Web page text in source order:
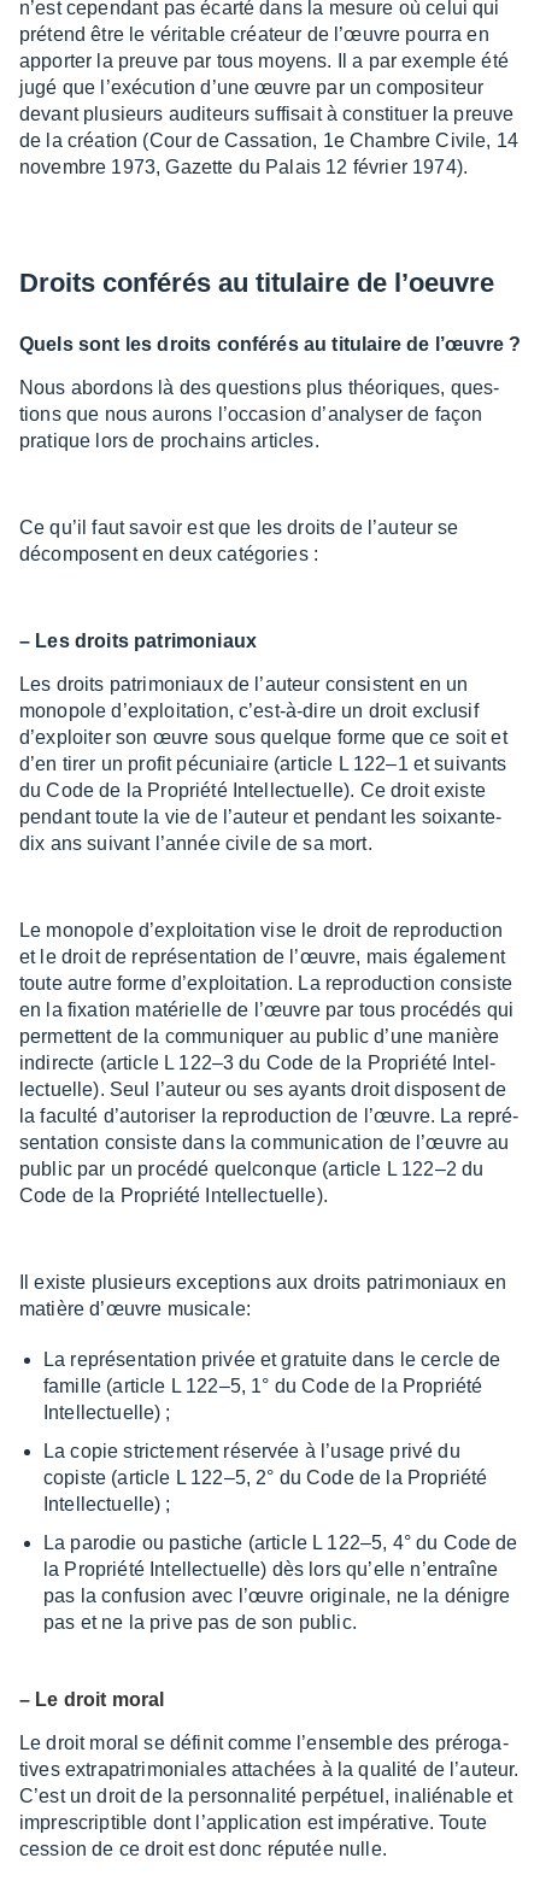
n’est cepen­dant pas écarté dans la mesure où celui qui
prétend être le véri­table créa­teur de l’œuvre pourra en
appor­ter la preuve par tous moyens. Il a par exemple été
jugé que l’exé­cu­tion d’une œuvre par un compo­si­teur
devant plusieurs audi­teurs suffi­sait à consti­tuer la preuve
de la créa­tion (Cour de Cassa­tion, 1e Chambre Civile, 14
novembre 1973, Gazette du Palais 12 février 1974).
Droits confé­rés au titu­laire de l’oeuvre
Quels sont les droits confé­rés au titu­laire de l’œuvre ?
Nous abor­dons là des ques­tions plus théo­riques, ques­
tions que nous aurons l’oc­ca­sion d’ana­ly­ser de façon
pratique lors de prochains articles.
Ce qu’il faut savoir est que les droits de l’au­teur se
décom­posent en deux caté­go­ries :
– Les droits patri­mo­niaux
Les droits patri­mo­niaux de l’au­teur consistent en un
mono­pole d’ex­ploi­ta­tion, c’est-à-dire un droit exclu­sif
d’ex­ploi­ter son œuvre sous quelque forme que ce soit et
d’en tirer un profit pécu­niaire (article L 122–1 et suivants
du Code de la Propriété Intel­lec­tuelle). Ce droit existe
pendant toute la vie de l’au­teur et pendant les soixante-
dix ans suivant l’an­née civile de sa mort.
Le mono­pole d’ex­ploi­ta­tion vise le droit de repro­duc­tion
et le droit de repré­sen­ta­tion de l’œuvre, mais égale­ment
toute autre forme d’ex­ploi­ta­tion. La repro­duc­tion consiste
en la fixa­tion maté­rielle de l’œuvre par tous procé­dés qui
permettent de la commu­niquer au public d’une manière
indi­recte (article L 122–3 du Code de la Propriété Intel­
lec­tuelle). Seul l’au­teur ou ses ayants droit disposent de
la faculté d’au­to­ri­ser la repro­duc­tion de l’œuvre. La repré­
sen­ta­tion consiste dans la commu­ni­ca­tion de l’œuvre au
public par un procédé quel­conque (article L 122–2 du
Code de la Propriété Intel­lec­tuelle).
Il existe plusieurs excep­tions aux droits patri­mo­niaux en
matière d’œuvre musi­cale:
La repré­sen­ta­tion privée et gratuite dans le cercle de
famille (article L 122–5, 1° du Code de la Propriété
Intel­lec­tuelle) ;
La copie stric­te­ment réser­vée à l’usage privé du
copiste (article L 122–5, 2° du Code de la Propriété
Intel­lec­tuelle) ;
La paro­die ou pastiche (article L 122–5, 4° du Code de
la Propriété Intel­lec­tuelle) dès lors qu’elle n’en­traîne
pas la confu­sion avec l’œuvre origi­nale, ne la dénigre
pas et ne la prive pas de son public.
– Le droit moral
Le droit moral se défi­nit comme l’en­semble des préro­ga­
tives extra­pa­tri­mo­niales atta­chées à la qualité de l’au­teur.
C’est un droit de la person­na­lité perpé­tuel, inalié­nable et
impres­crip­tible dont l’ap­pli­ca­tion est impé­ra­tive. Toute
cession de ce droit est donc répu­tée nulle.